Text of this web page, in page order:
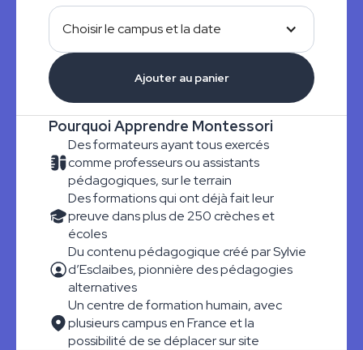
Choisir le campus et la date
Pourquoi Apprendre Montessori
Des formateurs ayant tous exercés
comme professeurs ou assistants
pédagogiques, sur le terrain
Des formations qui ont déjà fait leur
preuve dans plus de 250 crèches et
écoles
Du contenu pédagogique créé par Sylvie
d’Esclaibes, pionnière des pédagogies
alternatives
Un centre de formation humain, avec
plusieurs campus en France et la
possibilité de se déplacer sur site